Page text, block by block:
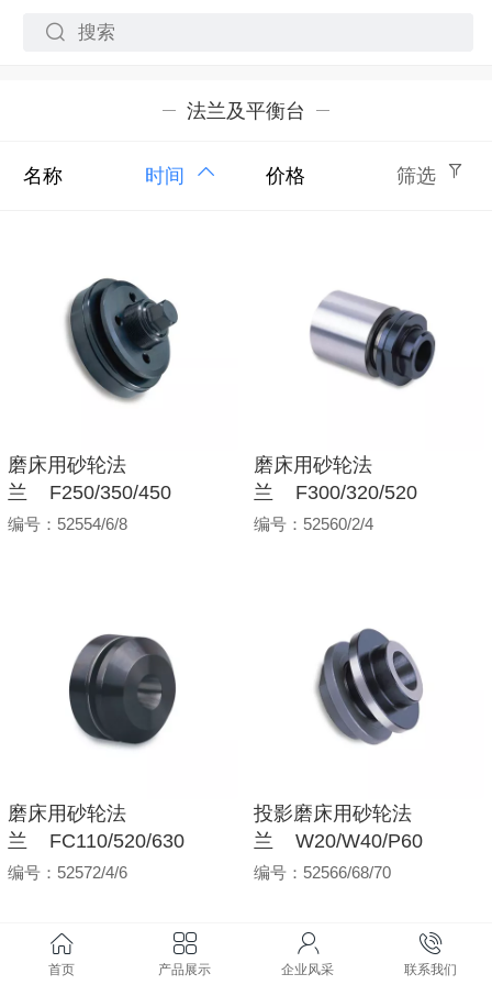
法兰及平衡台
名称 时间 价格 筛选
磨床用砂轮法
兰 F250/350/450
编号：52554/6/8
磨床用砂轮法
兰 F300/320/520
编号：52560/2/4
磨床用砂轮法
兰 FC110/520/630
编号：52572/4/6
投影磨床用砂轮法
兰 W20/W40/P60
编号：52566/68/70
首页 产品展示 企业风采 联系我们